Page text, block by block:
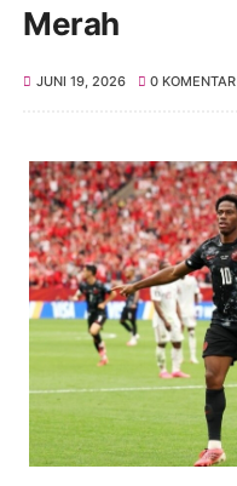
Merah
JUNI 19, 2026 0 KOMENTAR